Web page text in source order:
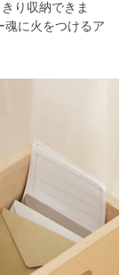
り収納できま
魂に火をつけるア